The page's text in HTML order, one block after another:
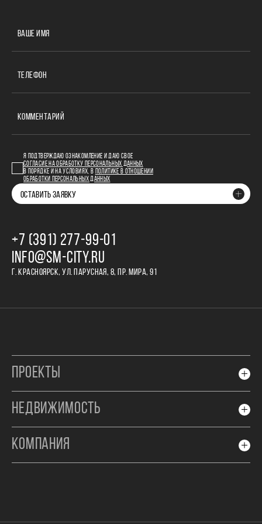
ВАШЕ ИМЯ
ТЕЛЕФОН
КОММЕНТАРИЙ
Я ПОДТВЕРЖДАЮ ОЗНАКОМЛЕНИЕ И ДАЮ СВОЕ
СОГЛАСИЕ НА ОБРАБОТКУ ПЕРСОНАЛЬНЫХ ДАННЫХ
В ПОРЯДКЕ И НА УСЛОВИЯХ, В
ПОЛИТИКЕ В ОТНОШЕНИИ
ОБРАБОТКИ ПЕРСОНАЛЬНЫХ ДАННЫХ
ОСТАВИТЬ ЗАЯВКУ
+7 (391) 277‒99‒01
INFO@SM-CITY.RU
Г. КРАСНОЯРСК, УЛ. ПАРУСНАЯ, 8, ПР. МИРА, 91
ПРОЕКТЫ
НЕДВИЖИМОСТЬ
КОМПАНИЯ